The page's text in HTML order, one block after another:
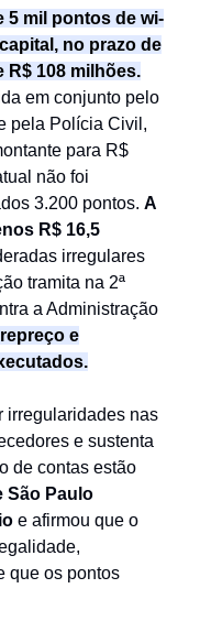
5 mil pontos de wi-
no prazo de
R$ 108 milhões.
em conjunto pelo
pela Polícia Civil,
para R$
não foi
3.200 pontos. A
R$ 16,5
irregulares
tramita na 2ª
a Administração
e
irregularidades nas
e sustenta
de contas estão
São Paulo
e afirmou que o
que os pontos